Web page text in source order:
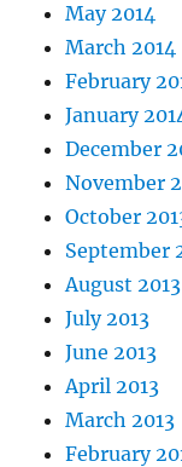
May 2014
March 2014
February
January
December
November
October
September
August 2013
July 2013
June 2013
April 2013
March 2013
February